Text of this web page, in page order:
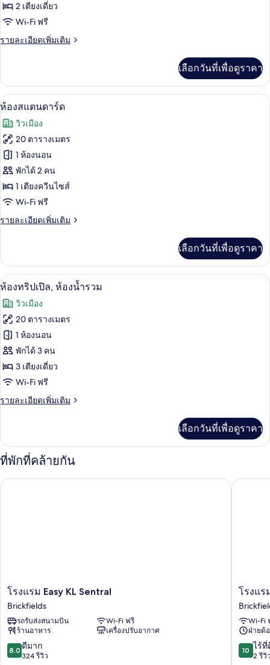
สแตนดาร์ด
ทวิน
2 เตียงเดี่ยว
Wi-Fi ฟรี
รายละเอียดเพิ่มเติม
ราย
เกี่ยว
กับ
ห้อง
ทวิ
น
เลือกวันที่เพื่อดูราคา
เปิด
ภาพถ่าย
ทั้งหมด
ของ
ห้อง
สแตนดาร์ด
ห้องสแตนดาร์ด | โต๊ะทำงาน, ผ้าม่าน
2
ห้องสแตนดาร์ด
วิวเมือง
20 ตารางเมตร
1 ห้องนอน
พักได้ 2 คน
1 เตียงควีนไซส์
Wi-Fi ฟรี
รายละเอียดเพิ่มเติม
ราย
เกี่ยว
กับ
ห้อง
เลือกวันที่เพื่อดูราคา
เปิด
ภาพถ่าย
ทั้งหมด
ของ
ห้อง
ทริปเปิล,
ห้องน้ำ
รวม
ห้องทริปเปิล, ห้องน้ำรวม | โต๊ะทำงาน
2
ห้องทริปเปิล, ห้องน้ำรวม
วิวเมือง
20 ตารางเมตร
1 ห้องนอน
พักได้ 3 คน
3 เตียงเดี่ยว
Wi-Fi ฟรี
รายละเอียดเพิ่มเติม
ราย
เกี่ยว
กับ
ห้อง
ทริปเปิล,
ห้องน้ำ
เลือกวันที่เพื่อดูราคา
ที่พักที่คล้ายกัน
โรงแรม
Easy
KL
Sentral
Brickfields
โรงแรม Easy KL Sentral
Brickfields
รถรับส่งสนามบิน
Wi-Fi ฟรี
ร้านอาหาร
เครื่องปรับอากาศ
8.0
จาก
8.0 ดีมาก
324 รีวิว
โรงแรม Easy KL Sentral
โรง
แรม
เซา
ท์
ออฟ
เดอะ
คลา
โรงแร
Wi-Fi
ฝ่ายต้
10.0
จาก
10 ไร้ที่
2 รีวิ
โรงแรม